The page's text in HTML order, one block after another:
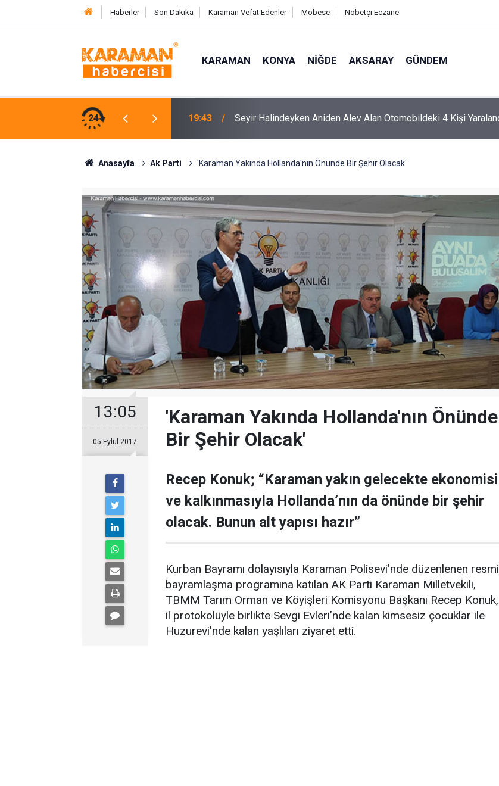
Haberler Son Dakika Karaman Vefat Edenler Mobese Nöbetçi Eczane
KARAMAN KONYA NIĞDE AKSARAY GÜNDEM
24
Otomobildeki 4 Kişi Yaralandı 17:31
Etti
Anasayfa Ak Parti 'Karaman Yakında Hollanda'nın Önünde Bir Şehir Olacak'
13:05
05 Eylül 2017
'Karaman Yakında Hollanda'nın Önünde
Bir Şehir Olacak'
Recep Konuk; “Karaman yakın gelecekte ekonomisi
ve kalkınmasıyla Hollanda’nın da önünde bir şehir
olacak. Bunun alt yapısı hazır”
Kurban Bayramı dolayısıyla Karaman Polisevi’nde düzenlenen resmi
bayramlaşma programına katılan AK Parti Karaman Milletvekili,
TBMM Tarım Orman ve Köyişleri Komisyonu Başkanı Recep Konuk,
il protokolüyle birlikte Sevgi Evleri’nde kalan kimsesiz çocuklar ile
Huzurevi’nde kalan yaşlıları ziyaret etti.